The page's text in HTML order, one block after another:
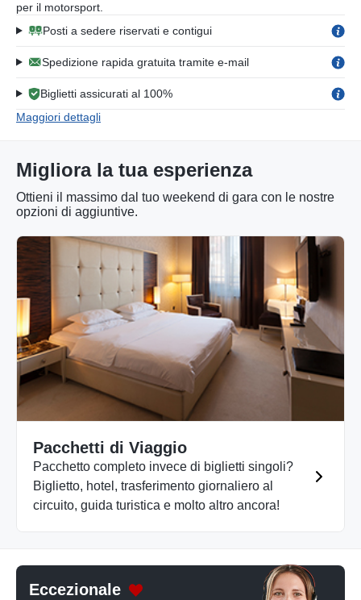
per il motorsport.
Posti a sedere riservati e contigui
Spedizione rapida gratuita tramite e-mail
Biglietti assicurati al 100%
Maggiori dettagli
Migliora la tua esperienza
Ottieni il massimo dal tuo weekend di gara con le nostre
opzioni di aggiuntive.
Pacchetti di Viaggio
Pacchetto completo invece di biglietti singoli?
Biglietto, hotel, trasferimento giornaliero al
circuito, guida turistica e molto altro ancora!
Eccezionale